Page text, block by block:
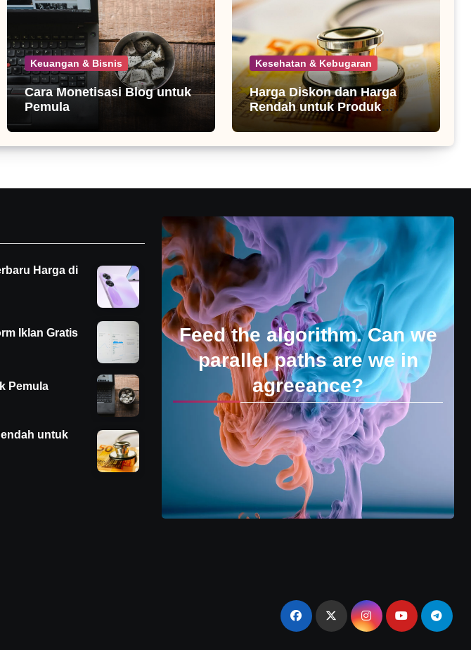
Keuangan & Bisnis
Cara Monetisasi Blog untuk
Pemula
Kesehatan & Kebugaran
Harga Diskon dan Harga
Rendah untuk Produk
Kesehatan
Harga di
Iklan Gratis
Pemula
untuk
Feed the algorithm. Can we
parallel paths are we in
agreeance?